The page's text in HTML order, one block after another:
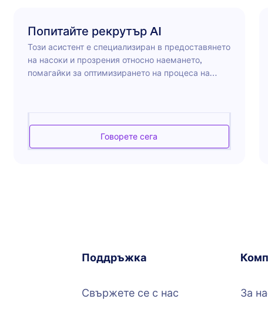
Попитайте рекрутър AI
Този асистент е специализиран в предоставянето
на насоки и прозрения относно наемането,
помагайки за оптимизирането на процеса на
скрининг на кандидати и провеждане на
интервюта. Асистентът може също да помогне в
разработването на стратегии за намиране на
Говорете сега
Поддръжка
Свържете се с нас
За